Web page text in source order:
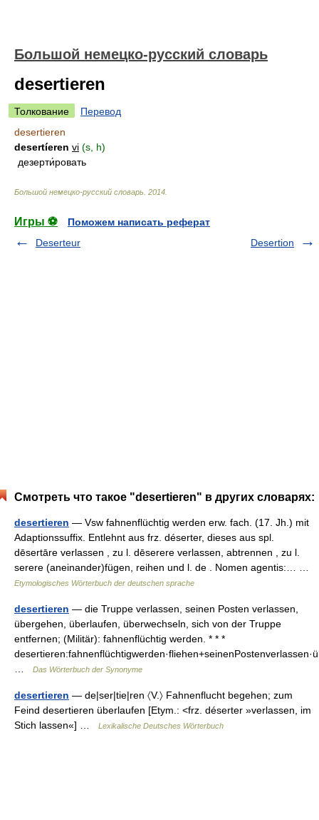
Большой немецко-русский словарь
desertieren
Толкование
Перевод
desertieren
desertíeren vi (s, h)
дезерти́ровать
Большой немецко-русский словарь 2014
Игры ⚽
Поможем написать реферат
Deserteur
Desertion
Смотреть что такое "desertieren" в других словарях:
desertieren — Vsw fahnenflüchtig werden erw. fach. (17. Jh.) mit
Adaptionssuffix. Entlehnt aus frz. déserter, dieses aus spl.
dēsertāre verlassen , zu l. dēserere verlassen, abtrennen , zu l.
serere (aneinander)fügen, reihen und l. de . Nomen agentis:… …
Etymologisches Wörterbuch der deutschen sprache
desertieren — die Truppe verlassen, seinen Posten verlassen,
übergehen, überlaufen, überwechseln, sich von der Truppe
entfernen; (Militär): fahnenflüchtig werden. * * *
Das Wörterbuch der Synonyme
desertieren — de|ser|tie|ren 〈V.〉 Fahnenflucht begehen; zum
Feind desertieren überlaufen [Etym.: <frz. déserter »verlassen, im
Stich lassen«] …
Lexikalische Deutsches Wörterbuch